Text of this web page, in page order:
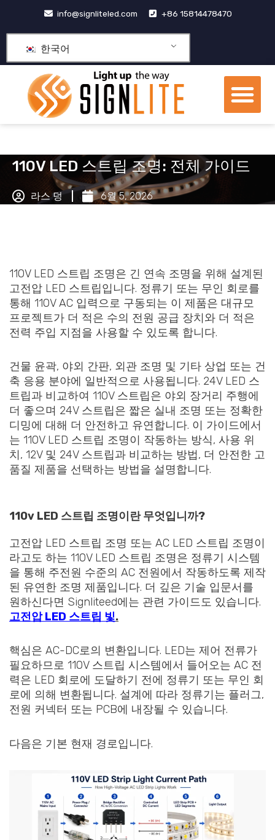
츠
건
info@signliteled.com +86 15814478470
한국어
메
뉴
110V LED 스트립 조명: 전체 가이드
라스 덩 6월 5, 2026
110V LED 스트립 조명은 긴 연속 조명을 위해 설계된
고전압 LED 스트립입니다. 정류기 또는 무인 회로를
통해 110V AC 입력으로 구동되는 이 제품은 대규모
프로젝트가 더 적은 수의 전원 공급 장치와 더 적은
전력 주입 지점을 사용할 수 있도록 합니다.
건물 윤곽, 야외 간판, 외관 조명 및 기타 상업 또는 건
축 응용 분야에 일반적으로 사용됩니다. 24V LED 스
트립과 비교하여 110V 스트립은 야외 장거리 주행에
더 좋으며 24V 스트립은 짧은 실내 조명 또는 정확한
디밍에 대해 더 안전하고 유연합니다. 이 가이드에서
는 110V LED 스트립 조명이 작동하는 방식, 사용 위
치, 12V 및 24V 스트립과 비교하는 방법, 더 안전한 고
품질 제품을 선택하는 방법을 설명합니다.
110v LED 스트립 조명이란 무엇입니까?
고전압 LED 스트립 조명 또는 AC LED 스트립 조명이
라고도 하는 110V LED 스트립 조명은 정류기 시스템
을 통해 주전원 수준의 AC 전원에서 작동하도록 제작
된 유연한 조명 제품입니다. 더 깊은 기술 입문서를
원하신다면 Signliteed에는 관련 가이드도 있습니다.
고전압 LED 스트립 빛.
핵심은 AC-DC로의 변환입니다. LED는 제어 전류가
필요하므로 110V 스트립 시스템에서 들어오는 AC 전
력은 LED 회로에 도달하기 전에 정류기 또는 무인 회
로에 의해 변환됩니다. 설계에 따라 정류기는 플러그,
전원 커넥터 또는 PCB에 내장될 수 있습니다.
다음은 기본 현재 경로입니다.